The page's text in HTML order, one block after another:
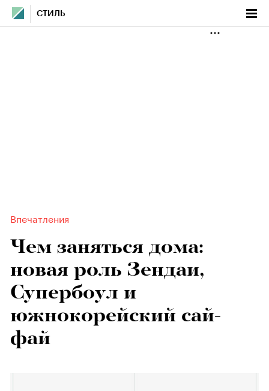
СТИЛЬ
Впечатления
Чем заняться дома:
новая роль Зендаи,
Супербоул и
южнокорейский сай-
фай